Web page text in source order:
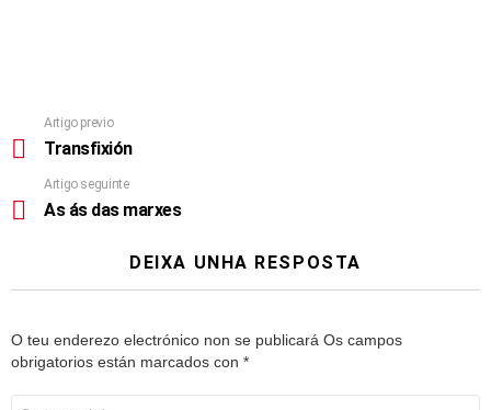
Artigo previo
Transfixión
Artigo seguinte
As ás das marxes
DEIXA UNHA RESPOSTA
O teu enderezo electrónico non se publicará Os campos
obrigatorios están marcados con *